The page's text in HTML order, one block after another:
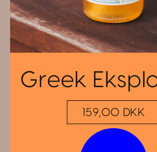
Greek
159,00 DKK